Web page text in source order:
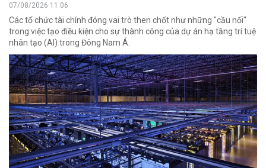
07/08/2026 11:06
Các tổ chức tài chính đóng vai trò then chốt như những "cầu nối"
trong việc tạo điều kiện cho sự thành công của dự án hạ tầng trí tuệ
nhân tạo (AI) trong Đông Nam Á.